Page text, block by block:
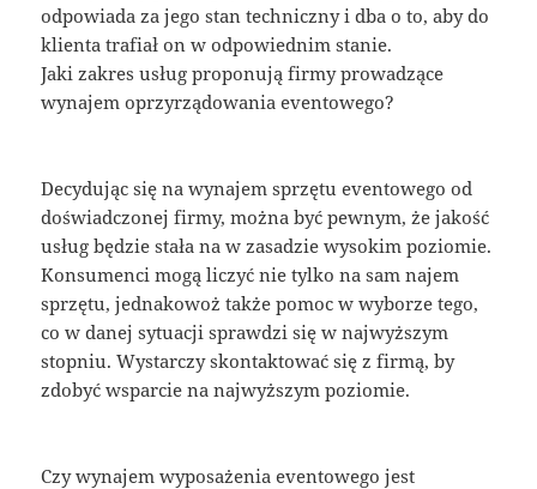
odpowiada za jego stan techniczny i dba o to, aby do
klienta trafiał on w odpowiednim stanie.
Jaki zakres usług proponują firmy prowadzące
wynajem oprzyrządowania eventowego?
Decydując się na wynajem sprzętu eventowego od
doświadczonej firmy, można być pewnym, że jakość
usług będzie stała na w zasadzie wysokim poziomie.
Konsumenci mogą liczyć nie tylko na sam najem
sprzętu, jednakowoż także pomoc w wyborze tego,
co w danej sytuacji sprawdzi się w najwyższym
stopniu. Wystarczy skontaktować się z firmą, by
zdobyć wsparcie na najwyższym poziomie.
Czy wynajem wyposażenia eventowego jest